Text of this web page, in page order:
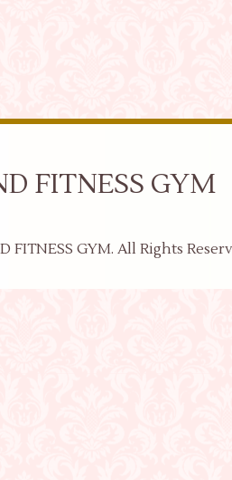
FITNESS GYM
FITNESS GYM. All Rights